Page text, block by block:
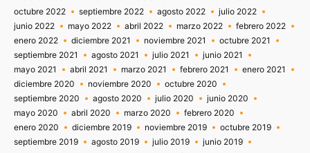
octubre 2022
septiembre 2022 agosto 2022
julio 2022
junio 2022
mayo 2022 abril 2022 marzo 2022
febrero 2022
enero 2022
diciembre 2021 noviembre 2021
octubre 2021
septiembre 2021
agosto 2021 julio 2021
junio 2021
mayo 2021
abril 2021 marzo 2021 febrero 2021
enero 2021
diciembre 2020
noviembre 2020
octubre 2020
septiembre 2020
agosto 2020 julio 2020
junio 2020
mayo 2020
abril 2020 marzo 2020
febrero 2020
enero 2020
diciembre 2019 noviembre 2019
octubre 2019
septiembre 2019
agosto 2019 julio 2019
junio 2019